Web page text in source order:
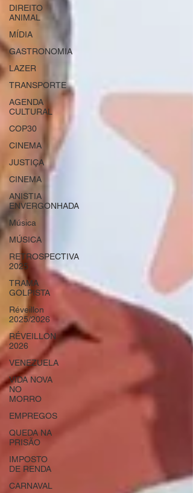
DIREITO
ANIMAL
MÍDIA
GASTRONOMIA
LAZER
TRANSPORTE
AGENDA
CULTURAL
COP30
CINEMA
JUSTIÇA
CINEMA
ANISTIA
ENVERGONHADA
Música
MÚSICA
RETROSPECTIVA
2025
TRAMA
GOLPISTA
Réveillon
2025/2026
RÉVEILLON
2026
VENEZUELA
VIDA NOVA
NO
MORRO
EMPREGOS
QUEDA NA
PRISÃO
IMPOSTO
DE RENDA
CARNAVAL